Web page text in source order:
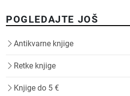
POGLEDAJTE JOŠ
Antikvarne knjige
Retke knjige
Knjige do 5 €